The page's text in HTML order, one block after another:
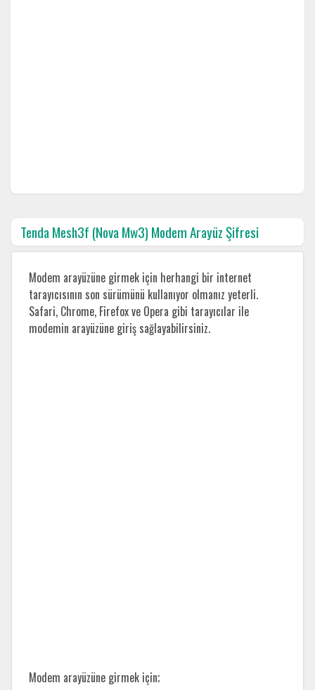
Tenda Mesh3f (Nova Mw3) Modem Arayüz Şifresi
Modem arayüzüne girmek için herhangi bir internet
tarayıcısının son sürümünü kullanıyor olmanız yeterli.
Safari, Chrome, Firefox ve Opera gibi tarayıcılar ile
modemin arayüzüne giriş sağlayabilirsiniz.
Modem arayüzüne girmek için;